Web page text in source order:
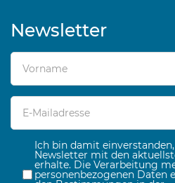
Newsletter
Ich bin damit
Newsletter mit den
erhalte. Die Verarbeitung
personenbezogenen Daten